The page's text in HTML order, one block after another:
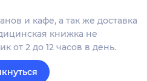
и кафе, а так же доставка
книжка не
от 2 до 12 часов в день.